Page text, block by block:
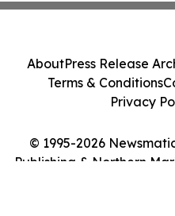
© 1995-2026
Publishing & Northern
AboutPress Release
Terms & Conditions
Privacy